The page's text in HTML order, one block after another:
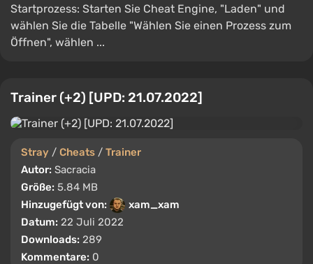
Startprozess: Starten Sie Cheat Engine, "Laden" und
wählen Sie die Tabelle "Wählen Sie einen Prozess zum
Öffnen", wählen ...
Trainer (+2) [UPD: 21.07.2022]
Stray / Cheats / Trainer
Autor: Sacracia
Größe: 5.84 MB
Hinzugefügt von:
xam_xam
Datum: 22 Juli 2022
Downloads: 289
Kommentare: 0